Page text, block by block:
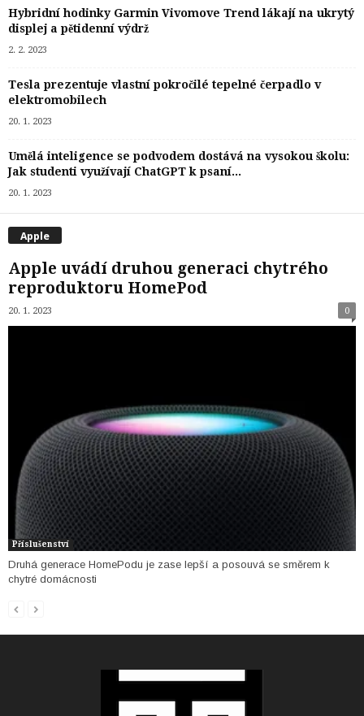
Hybridní hodinky Garmin Vivomove Trend lákají na ukrytý
displej a pětidenní výdrž
2. 2. 2023
Tesla prezentuje vlastní pokročilé tepelné čerpadlo v
elektromobilech
20. 1. 2023
Umělá inteligence se podvodem dostává na vysokou školu:
Jak studenti využívají ChatGPT k psaní...
20. 1. 2023
Apple
Apple uvádí druhou generaci chytrého
reproduktoru HomePod
20. 1. 2023 0
Příslušenství
Druhá generace HomePodu je zase lepší a posouvá se směrem k
chytré domácnosti